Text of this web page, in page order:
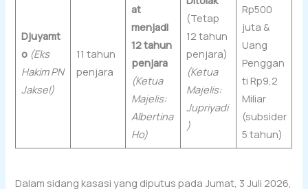
Djuyamt
o (Eks
Hakim PN
Jaksel)
11 tahun
penjara
at
menjadi
12 tahun
penjara
(Ketua
Majelis:
Albertina
Ho)
(Tetap
12 tahun
penjara)
(Ketua
Majelis:
Jupriyadi
)
Rp500
juta &
Uang
Penggan
ti Rp9,2
Miliar
(subsider
5 tahun)
Dalam sidang kasasi yang diputus pada Jumat, 3 Juli 2026,